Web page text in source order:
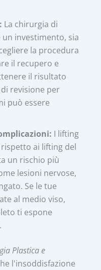
La chirurgia di
investimento, sia
la procedura
il recupero e
il risultato
revisione per
può essere
I lifting
ai lifting del
un rischio più
lesioni nervose,
Se le tue
al medio viso,
ti espone
Plastica e
l'insoddisfazione